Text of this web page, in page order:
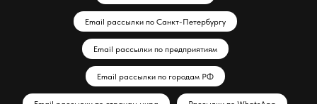
Email рассылки по Санкт-Петербургу
Email рассылки по предприятиям
Email рассылки по городам РФ